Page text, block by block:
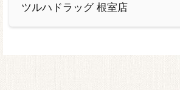
ツルハドラッグ 根室店